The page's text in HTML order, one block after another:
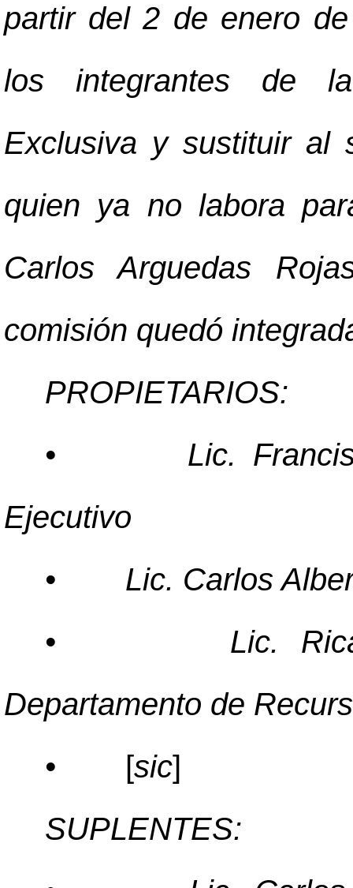
partir del 2 de enero
los integrantes de
Exclusiva y sustituir al
quien ya no labora
Carlos Arguedas
comisión quedó
PROPIETARIOS:
•
Lic.
Ejecutivo
•
Lic. Carlos
•
Lic.
Departamento de
•
[sic]
SUPLENTES: